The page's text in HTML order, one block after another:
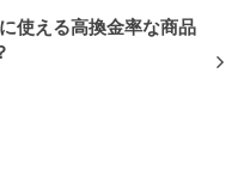
使える高換金率な商品